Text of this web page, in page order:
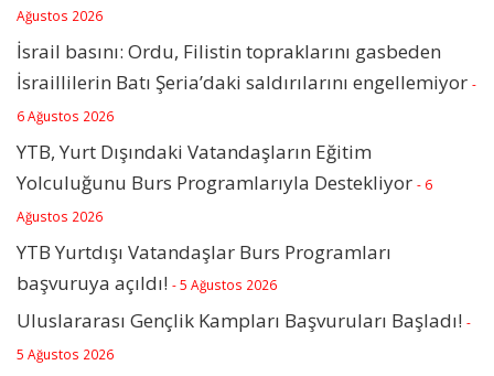
Ağustos 2026
İsrail basını: Ordu, Filistin topraklarını gasbeden
İsraillilerin Batı Şeria’daki saldırılarını engellemiyor -
6 Ağustos 2026
YTB, Yurt Dışındaki Vatandaşların Eğitim
Yolculuğunu Burs Programlarıyla Destekliyor - 6
Ağustos 2026
YTB Yurtdışı Vatandaşlar Burs Programları
başvuruya açıldı! - 5 Ağustos 2026
Uluslararası Gençlik Kampları Başvuruları Başladı! -
5 Ağustos 2026